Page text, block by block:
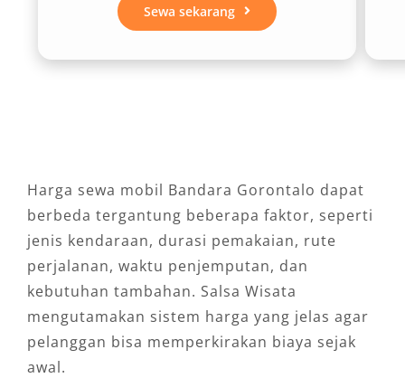
Anda bisa fokus beristirahat setelah
Salsa Wisata memahami bahwa jadwal
penerbangan tidak selalu datang pada jam
ideal. Ada penumpang yang tiba pagi, siang,
malam, bahkan mengalami perubahan waktu
karena delay. Karena itu, layanan antar-jemput
Bandara Gorontalo tersedia secara fleksibel
mengikuti jadwal kedatangan Anda.
Sewa sekarang
Harga sewa mobil Bandara Gorontalo dapat
berbeda tergantung beberapa faktor, seperti
jenis kendaraan, durasi pemakaian, rute
perjalanan, waktu penjemputan, dan
kebutuhan tambahan. Salsa Wisata
mengutamakan sistem harga yang jelas agar
pelanggan bisa memperkirakan biaya sejak
awal.